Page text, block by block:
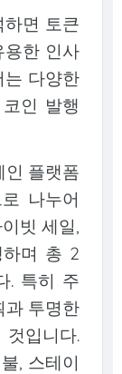
면 토큰
용한 인사
는 다양한
인 발행
인 플랫폼
나누어
빗 세일,
하며 총 2
. 특히 주
과 투명한
입니다.
, 스테이